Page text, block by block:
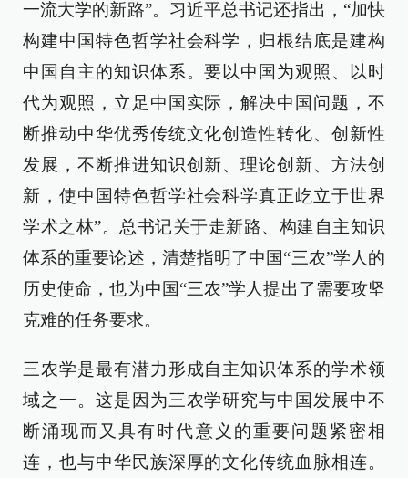
一流大学的新路”。习近平总书记还指出，“加快
构建中国特色哲学社会科学，归根结底是建构
中国自主的知识体系。要以中国为观照、以时
代为观照，立足中国实际，解决中国问题，不
断推动中华优秀传统文化创造性转化、创新性
发展，不断推进知识创新、理论创新、方法创
新，使中国特色哲学社会科学真正屹立于世界
学术之林”。总书记关于走新路、构建自主知识
体系的重要论述，清楚指明了中国“三农”学人的
历史使命，也为中国“三农”学人提出了需要攻坚
克难的任务要求。
三农学是最有潜力形成自主知识体系的学术领
域之一。这是因为三农学研究与中国发展中不
断涌现而又具有时代意义的重要问题紧密相
连，也与中华民族深厚的文化传统血脉相连。